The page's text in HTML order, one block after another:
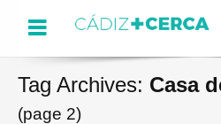
Menu
Tag Archives: Casa
(page 2)